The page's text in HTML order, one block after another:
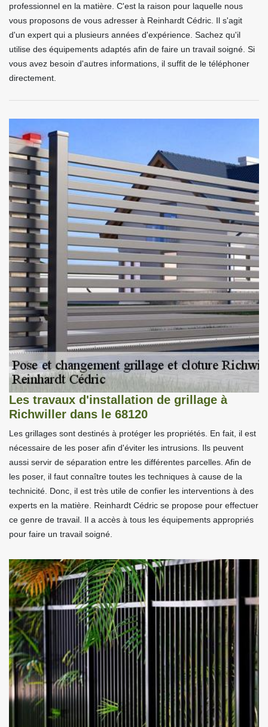
professionnel en la matière. C'est la raison pour laquelle nous
vous proposons de vous adresser à Reinhardt Cédric. Il s'agit
d'un expert qui a plusieurs années d'expérience. Sachez qu'il
utilise des équipements adaptés afin de faire un travail soigné. Si
vous avez besoin d'autres informations, il suffit de le téléphoner
directement.
Les travaux d'installation de grillage à
Richwiller dans le 68120
Les grillages sont destinés à protéger les propriétés. En fait, il est
nécessaire de les poser afin d'éviter les intrusions. Ils peuvent
aussi servir de séparation entre les différentes parcelles. Afin de
les poser, il faut connaître toutes les techniques à cause de la
technicité. Donc, il est très utile de confier les interventions à des
experts en la matière. Reinhardt Cédric se propose pour effectuer
ce genre de travail. Il a accès à tous les équipements appropriés
pour faire un travail soigné.